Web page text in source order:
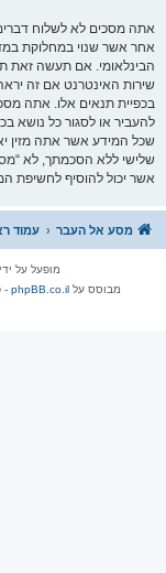
אתה מסכים לא לשלוח דברים
אחר אשר שנוי במחלוקת
הבינלאומי. אם תעשה זאת
בכפיית תנאים אלו. אתה
להעביר או לסגור כל נושא
שכל המידע אשר אתה מזין
אשר יכול להוסיף לחשיפת
מסע אל העבר עמוד
מופעל על ידי
מבוסס עלphpBB.co.il - פורומים בעברית